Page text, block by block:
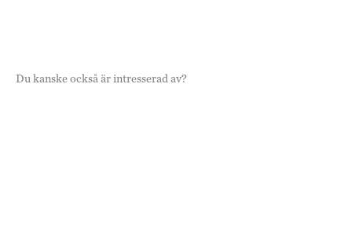
Du kanske också är intresserad av?